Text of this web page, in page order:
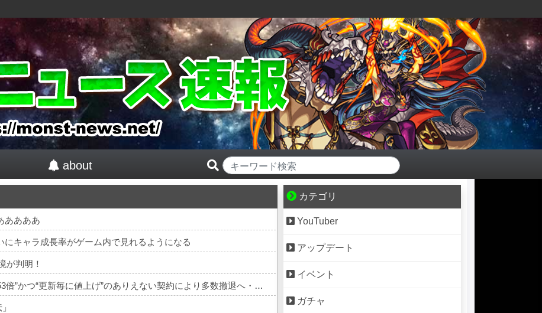
about
ああああ
にキャラ成長率がゲーム内で見れるようになる
が判明！
ゲーム業界ご用達のフォント、年間料金“53倍”かつ“更新毎に値上げ”のありえない契約により多数撤退へ・・・
カテゴリ
YouTuber
アップデート
イベント
ガチャ